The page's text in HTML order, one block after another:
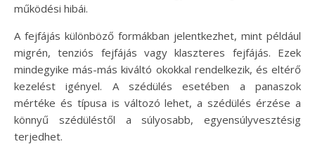
működési hibái.
A fejfájás különböző formákban jelentkezhet, mint például
migrén, tenziós fejfájás vagy klaszteres fejfájás. Ezek
mindegyike más-más kiváltó okokkal rendelkezik, és eltérő
kezelést igényel. A szédülés esetében a panaszok
mértéke és típusa is változó lehet, a szédülés érzése a
könnyű szédüléstől a súlyosabb, egyensúlyvesztésig
terjedhet.